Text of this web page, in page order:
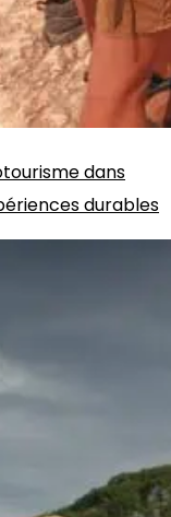
dans
durables